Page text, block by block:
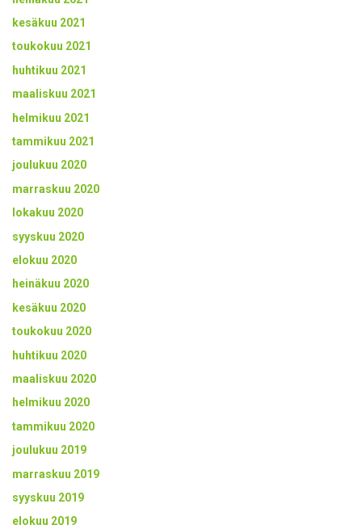
kesäkuu 2021
toukokuu 2021
huhtikuu 2021
maaliskuu 2021
helmikuu 2021
tammikuu 2021
joulukuu 2020
marraskuu 2020
lokakuu 2020
syyskuu 2020
elokuu 2020
heinäkuu 2020
kesäkuu 2020
toukokuu 2020
huhtikuu 2020
maaliskuu 2020
helmikuu 2020
tammikuu 2020
joulukuu 2019
marraskuu 2019
syyskuu 2019
elokuu 2019